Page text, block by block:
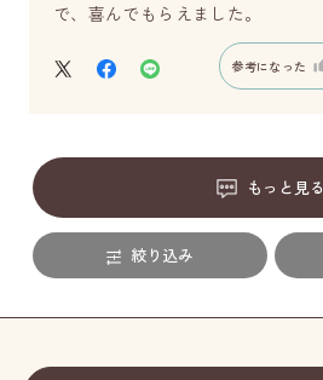
で、喜んでもらえました。
参考になった
もっと見る
絞り込み